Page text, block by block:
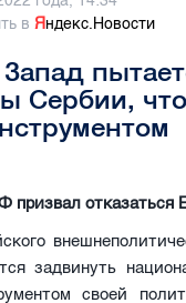
вЯндекс.Новости
Сербии,
отказаться
задвинуть
своей